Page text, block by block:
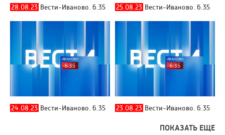
28.08.23 Вести-Иваново. 6.35 25.08.23 Вести-Иваново. 6.35
24.08.23 Вести-Иваново. 6.35 23.08.23 Вести-Иваново. 6.35
ПОКАЗАТЬ ЕЩЕ